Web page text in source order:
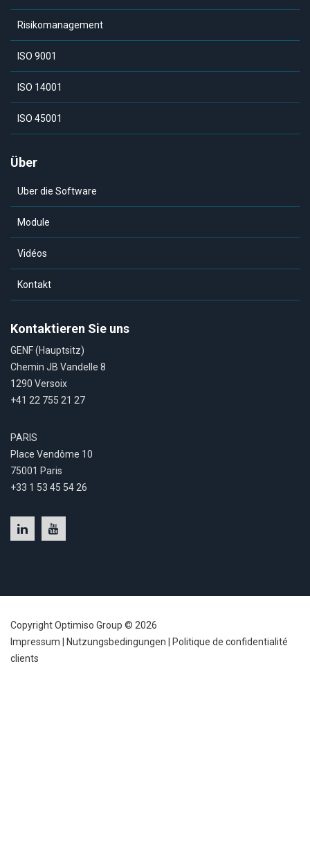
Risikomanagement
ISO 9001
ISO 14001
ISO 45001
Über
Uber die Software
Module
Vidéos
Kontakt
Kontaktieren Sie uns
GENF (Hauptsitz)
Chemin JB Vandelle 8
1290 Versoix
+41 22 755 21 27
PARIS
Place Vendôme 10
75001 Paris
+33 1 53 45 54 26
Copyright Optimiso Group © 2026
Impressum
Nutzungsbedingungen
Politique de confidentialité
clients